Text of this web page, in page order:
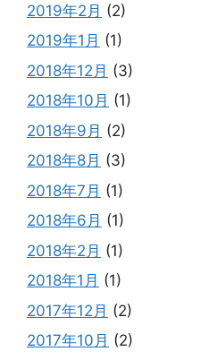
2019年2月 (2)
2019年1月 (1)
2018年12月 (3)
2018年10月 (1)
2018年9月 (2)
2018年8月 (3)
2018年7月 (1)
2018年6月 (1)
2018年2月 (1)
2018年1月 (1)
2017年12月 (2)
2017年10月 (2)